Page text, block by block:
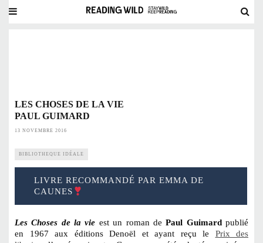
LES CHOSES DE LA VIE
PAUL GUIMARD
13 NOVEMBRE 2016
BIBLIOTHEQUE IDÉALE
LIVRE RECOMMANDÉ PAR EMMA DE
CAUNES
Les Choses de la vie est un roman dePaul Guimardpublié
en 1967 aux éditions Denoël et ayant reçu le Prix des